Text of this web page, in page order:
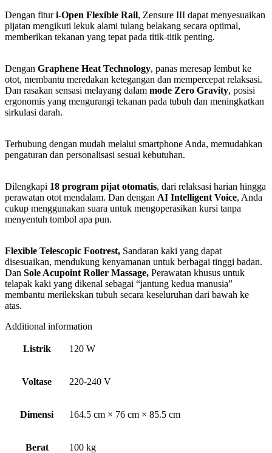
Dengan fituri-Open Flexible Rail, Zensure III dapat menyesuaikan
pijatan mengikuti lekuk alami tulang belakang secara optimal,
memberikan tekanan yang tepat pada titik-titik penting.
Dengan Graphene Heat Technology, panas meresap lembut ke
otot, membantu meredakan ketegangan dan mempercepat relaksasi.
Dan rasakan sensasi melayang dalam mode Zero Gravity, posisi
ergonomis yang mengurangi tekanan pada tubuh dan meningkatkan
sirkulasi darah.
Terhubung dengan mudah melalui smartphone Anda, memudahkan
pengaturan dan personalisasi sesuai kebutuhan.
Dilengkapi 18 program pijat otomatis, dari relaksasi harian hingga
perawatan otot mendalam. Dan dengan AI Intelligent Voice, Anda
cukup menggunakan suara untuk mengoperasikan kursi tanpa
menyentuh tombol apa pun.
Flexible Telescopic Footrest, Sandaran kaki yang dapat
disesuaikan, mendukung kenyamanan untuk berbagai tinggi badan.
Dan Sole Acupoint Roller Massage, Perawatan khusus untuk
telapak kaki yang dikenal sebagai “jantung kedua manusia”
membantu merilekskan tubuh secara keseluruhan dari bawah ke
atas.
Additional information
Listrik 120 W
Voltase 220-240 V
Dimensi 164.5 cm × 76 cm × 85.5 cm
Berat 100 kg